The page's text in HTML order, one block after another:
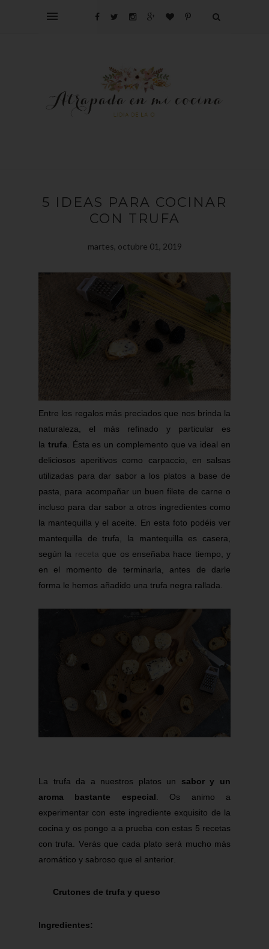
5 IDEAS PARA COCINAR
CON TRUFA
martes, octubre 01, 2019
Entre los regalos más preciados que nos brinda la
naturaleza, el más refinado y particular es
la trufa. Ésta es un complemento que va ideal en
deliciosos aperitivos como carpaccio, en salsas
utilizadas para dar sabor a los platos a base de
pasta, para acompañar un buen filete de carne o
incluso para dar sabor a otros ingredientes como
la mantequilla y el aceite. En esta foto podéis ver
mantequilla de trufa, la mantequilla es casera,
según la receta que os enseñaba hace tiempo, y
en el momento de terminarla, antes de darle
forma le hemos añadido una trufa negra rallada.
La trufa da a nuestros platos un sabor y un
aroma bastante especial . Os animo a
experimentar con este ingrediente exquisito de la
cocina y os pongo a a prueba con estas 5 recetas
con trufa. Verás que cada plato será mucho más
aromático y sabroso que el anterior.
Crutones de trufa y queso
Ingredientes: